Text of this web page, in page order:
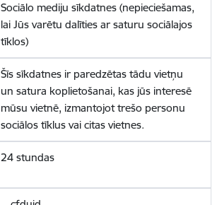
Sociālo mediju sīkdatnes (nepieciešamas,
lai Jūs varētu dalīties ar saturu sociālajos
tīklos)
Šīs sīkdatnes ir paredzētas tādu vietņu
un satura koplietošanai, kas jūs interesē
mūsu vietnē, izmantojot trešo personu
sociālos tīklus vai citas vietnes.
24 stundas